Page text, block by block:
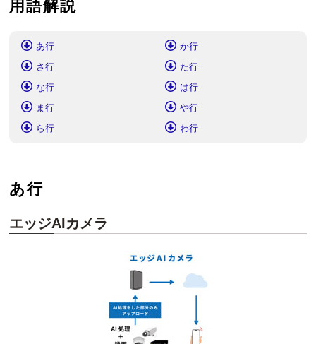
用語解説
あ行
か行
さ行
た行
な行
は行
ま行
や行
ら行
わ行
あ行
エッジAIカメラ